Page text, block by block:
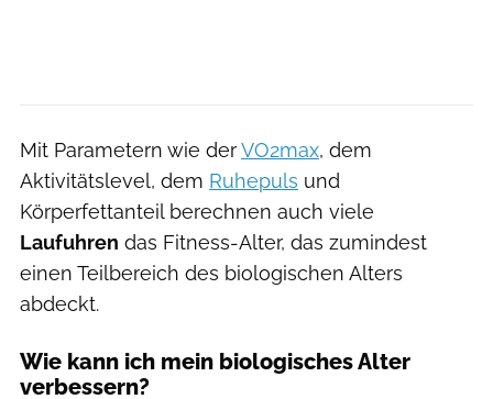
Mit Parametern wie derVO2max, dem
Aktivitätslevel, dem Ruhepuls und
Körperfettanteil berechnen auch viele
Laufuhren das Fitness-Alter, das zumindest
einen Teilbereich des biologischen Alters
abdeckt.
Wie kann ich mein biologisches Alter
verbessern?